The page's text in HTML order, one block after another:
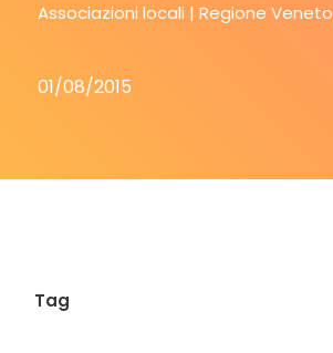
Associazioni locali Regione Veneto
01/08/2015
Tag